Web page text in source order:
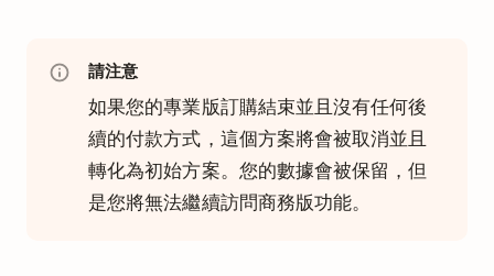
請注意
如果您的專業版訂購結束並且沒有任何後
續的付款方式，這個方案將會被取消並且
轉化為初始方案。您的數據會被保留，但
是您將無法繼續訪問商務版功能。